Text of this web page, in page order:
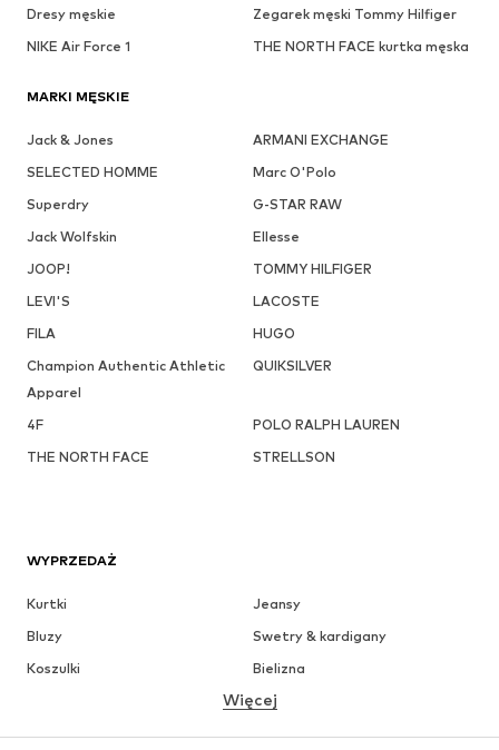
Dresy męskie
Zegarek męski Tommy Hilfiger
NIKE Air Force 1
THE NORTH FACE kurtka męska
MARKI MĘSKIE
Jack & Jones
ARMANI EXCHANGE
SELECTED HOMME
Marc O'Polo
Superdry
G-STAR RAW
Jack Wolfskin
Ellesse
JOOP!
TOMMY HILFIGER
LEVI'S
LACOSTE
FILA
HUGO
Champion Authentic Athletic
Apparel
QUIKSILVER
4F
POLO RALPH LAUREN
THE NORTH FACE
STRELLSON
WYPRZEDAŻ
Kurtki
Jeansy
Bluzy
Swetry & kardigany
Koszulki
Bielizna
Koszule
Płaszcze
Garnitury & marynarki
Więcej